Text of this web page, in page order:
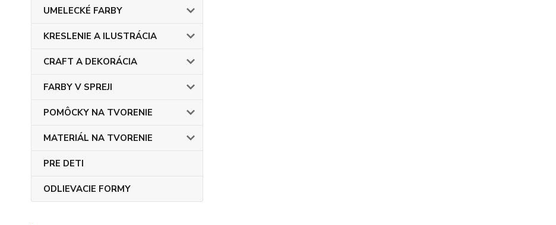
UMELECKÉ FARBY
KRESLENIE A ILUSTRÁCIA
CRAFT A DEKORÁCIA
FARBY V SPREJI
POMÔCKY NA TVORENIE
MATERIÁL NA TVORENIE
PRE DETI
ODLIEVACIE FORMY